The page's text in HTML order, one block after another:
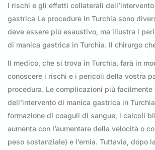
I rischi e gli effetti collaterali
gastrica Le procedure in Turchia sono
deve essere più esaustivo, ma illustra i
di manica gastrica in Turchia. Il chirurgo
Il medico, che si trova in Turchia, farà in
conoscere i rischi e i pericoli della vostra
procedura. Le complicazioni più
dell’intervento di manica gastrica in
formazione di coaguli di sangue, i calcoli
aumenta con l’aumentare della velocità o
peso sostanziale) e l’ernia. Tuttavia, dopo